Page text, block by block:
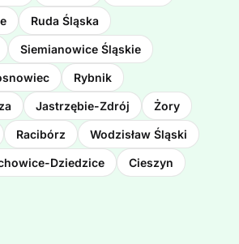
Ruda Śląska
Siemianowice Śląskie
Rybnik
Jastrzębie-Zdrój Żory
Racibórz Wodzisław Śląski
Dziedzice Cieszyn